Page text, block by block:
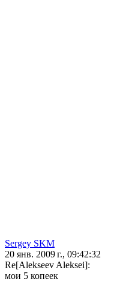
Sergey SKM
20 янв. 2009 г., 09:42:32
Re[Alekseev Aleksei]:
мои 5 копеек